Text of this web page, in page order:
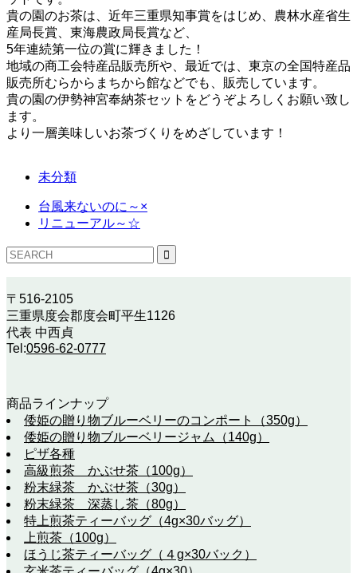
貴の園のお茶は、近年三重県知事賞をはじめ、農林水産省生
産局長賞、東海農政局長賞など、
5年連続第一位の賞に輝きました！
地域の商工会特産品販売所や、最近では、東京の全国特産品
販売所むらからまちから館などでも、販売しています。
貴の園の伊勢神宮奉納茶セットをどうぞよろしくお願い致し
ます。
より一層美味しいお茶づくりをめざしています！
未分類
台風来ないのに～×
リニューアル～☆
〒516-2105
三重県度会郡度会町平生1126
代表 中西貞
Tel:0596-62-0777
商品ラインナップ
倭姫の贈り物ブルーベリーのコンポート（350g）
倭姫の贈り物ブルーベリージャム（140g）
ピザ各種
高級煎茶 かぶせ茶（100g）
粉末緑茶 かぶせ茶（30g）
粉末緑茶 深蒸し茶（80g）
特上煎茶ティーバッグ（4g×30バッグ）
上煎茶（100g）
ほうじ茶ティーバッグ（４g×30バック）